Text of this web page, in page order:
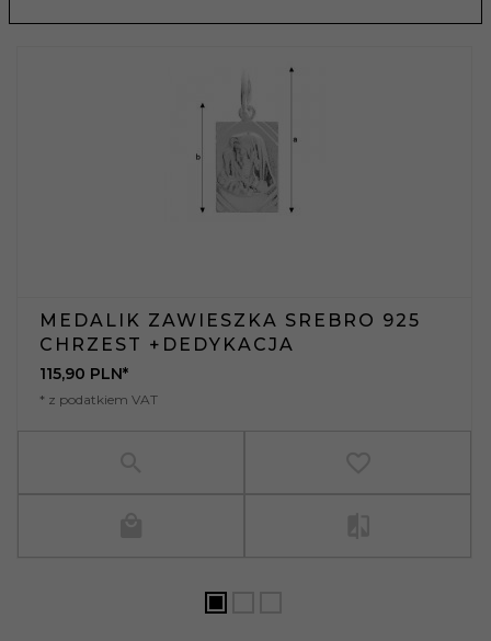
MEDALIK ZAWIESZKA SREBRO 925
CHRZEST +DEDYKACJA
115,90 PLN*
* z podatkiem VAT